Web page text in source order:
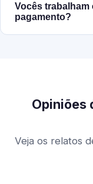
Vocês
pagamento?
Opiniões
Veja os relatos